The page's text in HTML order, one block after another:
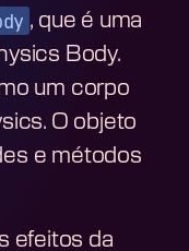
, que é uma
Body.
um corpo
O objeto
e métodos
efeitos da